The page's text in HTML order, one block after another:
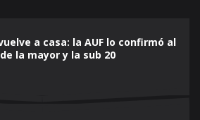
a casa: la AUF lo confirmó al
la mayor y la sub 20